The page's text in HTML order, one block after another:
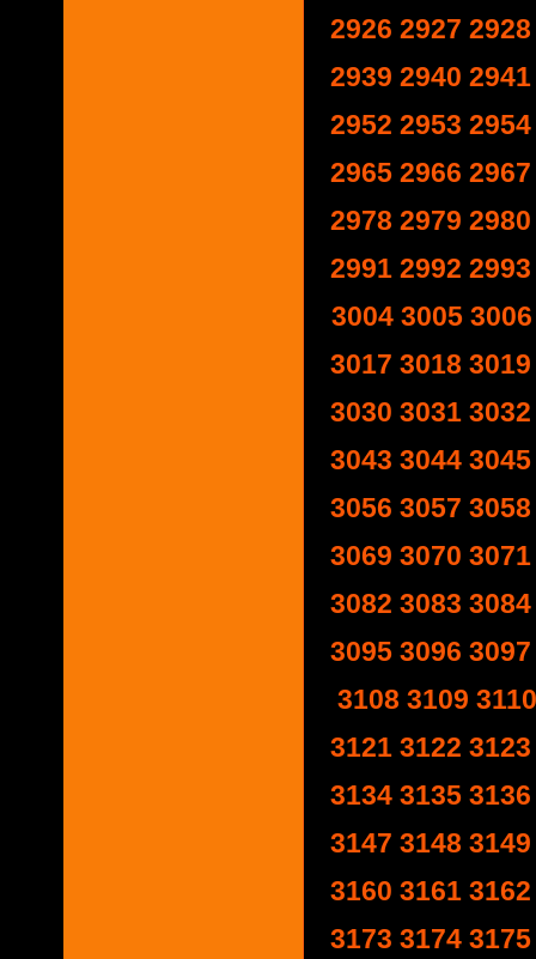
2926 2927 2928
2939 2940 2941
2952 2953 2954
2965 2966 2967
2978 2979 2980
2991 2992 2993
3004 3005 3006
3017 3018 3019
3030 3031 3032
3043 3044 3045
3056 3057 3058
3069 3070 3071
3082 3083 3084
3095 3096 3097
3108 3109 3110
3121 3122 3123
3134 3135 3136
3147 3148 3149
3160 3161 3162
3173 3174 3175